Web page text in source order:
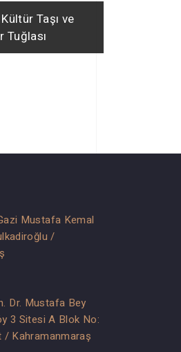
Taşı ve
Tuğlası
Mustafa Kemal
/
Dr. Mustafa Bey
3 Sitesi A Blok No:
/ Kahramanmaraş